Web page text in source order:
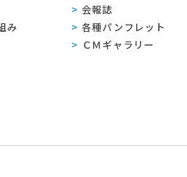
み
会報誌
各種パンフレット
ＣＭギャラリー